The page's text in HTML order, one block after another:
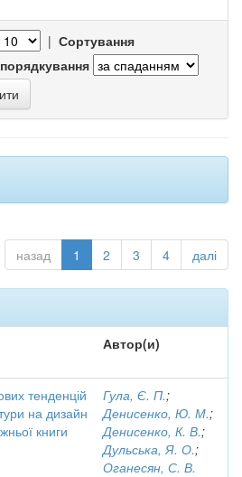
| Сортування
назад 1 2 3 4 далі
Автор(и)
тенденцій
на дизайн
книги
Гула, Є. П.;
Денисенко, Ю. М.;
Денисенко, К. В.;
Дульська, Я. О.;
Оганесян, С. В.